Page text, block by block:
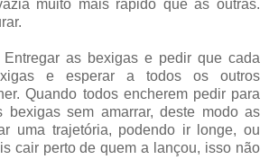
muito mais rápido que as outras.
Entregar as bexigas e pedir que cada
e esperar a todos os outros
Quando todos encherem pedir para
bexigas sem amarrar, deste modo as
uma trajetória, podendo ir longe, ou
cair perto de quem a lançou, isso não